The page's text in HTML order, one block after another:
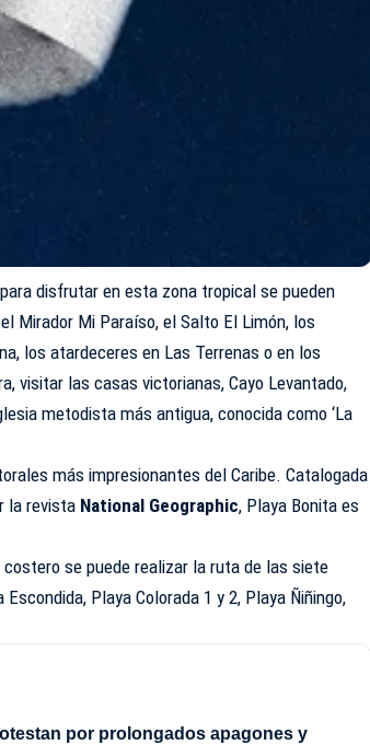
disfrutar en esta zona tropical se pueden
Mirador Mi Paraíso, el Salto El Limón, los
los atardeceres en Las Terrenas o en los
visitar las casas victorianas, Cayo Levantado,
metodista más antigua, conocida como ‘La
más impresionantes del Caribe. Catalogada
la revista National Geographic, Playa Bonita es
se puede realizar la ruta de las siete
Playa Colorada 1 y 2, Playa Ñiñingo,
por prolongados apagones y